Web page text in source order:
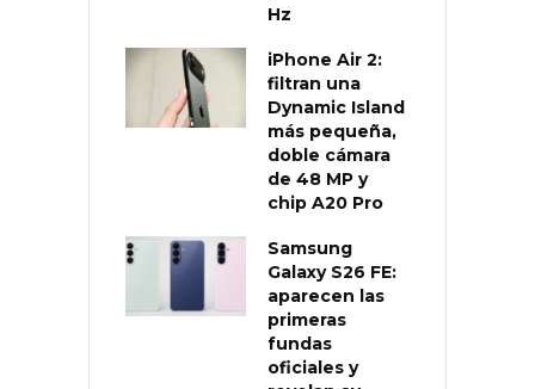
Hz
iPhone Air 2:
filtran una
Dynamic Island
más pequeña,
doble cámara
de 48 MP y
chip A20 Pro
Samsung
Galaxy S26 FE:
aparecen las
primeras
fundas
oficiales y